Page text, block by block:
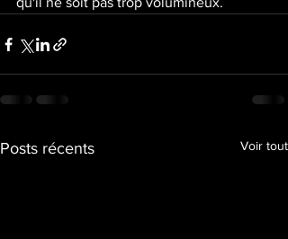
Posts récents Voir tout